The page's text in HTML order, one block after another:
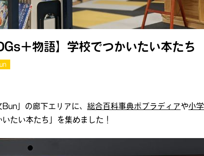
＋物語】学校でつかいたい本たち
」の廊下エリアに、 総合百科事典ポプラディアや小
たい本たち」を集めました！